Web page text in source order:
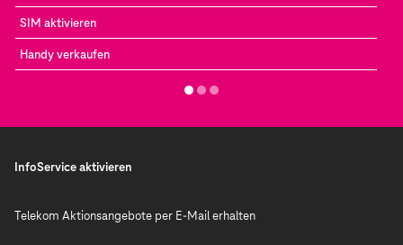
SIM aktivieren
Handy verkaufen
InfoService aktivieren
Telekom Aktionsangebote per E-Mail erhalten